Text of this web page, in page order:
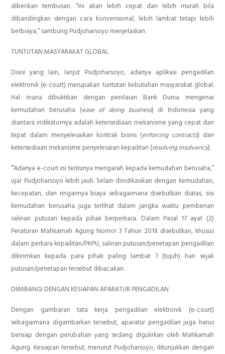
diberikan tembusan. “Ini akan lebih cepat dan lebih murah bila
dibandingkan dengan cara konvensional, lebih lambat tetapi lebih
berbiaya,” sambung Pudjoharsoyo menjelaskan.
TUNTUTAN MASYARAKAT GLOBAL
Disisi yang lain, lanjut Pudjoharsoyo, adanya aplikasi pengadilan
elektronik (e-court) merupakan tuntutan kebutuhan masyarakat global.
Hal mana dibuktikan dengan penilaian Bank Dunia mengenai
kemudahan berusaha (ease of doing business) di Indonesia yang
diantara indikatornya adalah ketersediaan mekanisme yang cepat dan
tepat dalam menyelesaikan kontrak bisnis (enforcing contracts) dan
ketersediaan mekanisme penyelesaian kepailitan (resolving insolvency).
“Adanya e-court ini tentunya mengarah kepada kemudahan berusaha,”
ujar Pudjoharsoyo lebih jauh. Selain diindikasikan dengan kemudahan,
kecepatan, dan ringannya biaya sebagaimana disebutkan diatas, sisi
kemudahan berusaha juga terlihat dalam jangka waktu pemberian
salinan putusan kepada pihak berperkara. Dalam Pasal 17 ayat (2)
Peraturan Mahkamah Agung Nomor 3 Tahun 2018 disebutkan, khusus
dalam perkara kepailitan/PKPU, salinan putusan/penetapan pengadilan
dikirimkan kepada para pihak paling lambat 7 (tujuh) hari sejak
putusan/penetapan tersebut dibacakan.
DIIMBANGI DENGAN KESIAPAN APARATUR PENGADILAN
Dengan gambaran tata kerja pengadilan elektronik (e-court)
sebagaimana digambarkan tersebut, aparatur pengadilan juga harus
bersiap dengan perubahan yang sedang digulirkan oleh Mahkamah
Agung. Kesiapan tersebut, menurut Pudjoharsoyo, ditunjukkan dengan